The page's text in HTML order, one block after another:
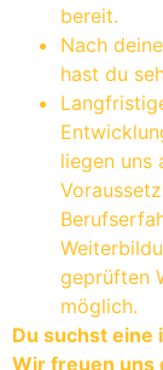
bereit.
Nach
hast du
liegen uns
geprüften
möglich.
Du suchst
Wir freuen uns